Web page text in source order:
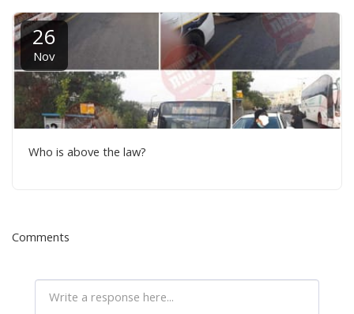
26
Nov
Who is above the law?
Comments